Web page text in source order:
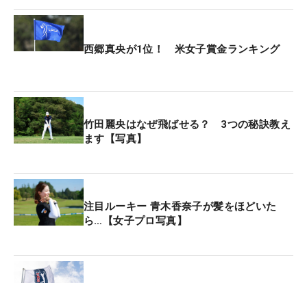
西郷真央が1位！ 米女子賞金ランキング
竹田麗央はなぜ飛ばせる？ 3つの秘訣教え
ます【写真】
注目ルーキー 青木香奈子が髪をほどいた
ら…【女子プロ写真】